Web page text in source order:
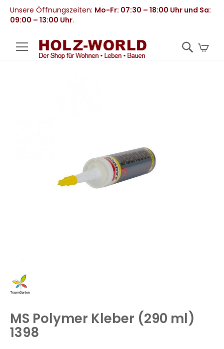
Unsere Öffnungszeiten: Mo-Fr: 07:30 – 18:00 Uhr und Sa:
09:00 – 13:00 Uhr.
Zum
Anfang
springen
MS Polymer Kleber (290 ml)
1398